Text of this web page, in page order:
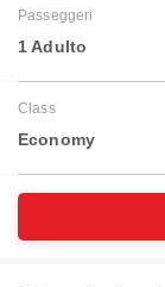
Passeggeri
1 Adulto
Class
Economy